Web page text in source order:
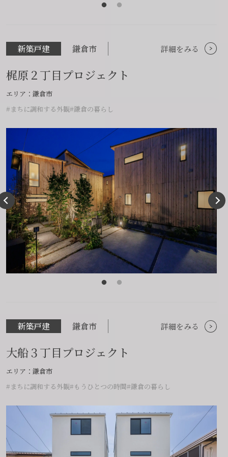
新築戸建 鎌倉市
梶原２丁目プロジェクト
エリア：鎌倉市
#まちに調和する外観#鎌倉の暮らし
詳細をみる
新築戸建 鎌倉市
大船３丁目プロジェクト
エリア：鎌倉市
#まちに調和する外観#もうひとつの時間#鎌倉の暮らし
詳細をみる